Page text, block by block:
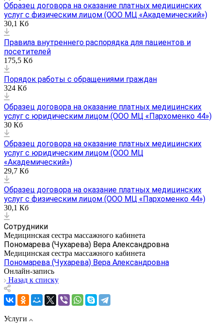
Образец договора на оказание платных медицинских
услуг с физическим лицом (ООО МЦ «Академический»)
30,1 Кб
Правила внутреннего распорядка для пациентов и
посетителей
175,5 Кб
Порядок работы с обращениями граждан
324 Кб
Образец договора на оказание платных медицинских
услуг с юридическим лицом (ООО МЦ «Пархоменко 44»)
30 Кб
Образец договора на оказание платных медицинских
услуг с юридическим лицом (ООО МЦ
«Академический»)
29,7 Кб
Образец договора на оказание платных медицинских
услуг с физическим лицом (ООО МЦ «Пархоменко 44»)
30,1 Кб
Сотрудники
Медицинская сестра массажного кабинета
Пономарева (Чухарева) Вера Александровна
Медицинская сестра массажного кабинета
Пономарева (Чухарева) Вера Александровна
Онлайн-запись
Назад к списку
Услуги